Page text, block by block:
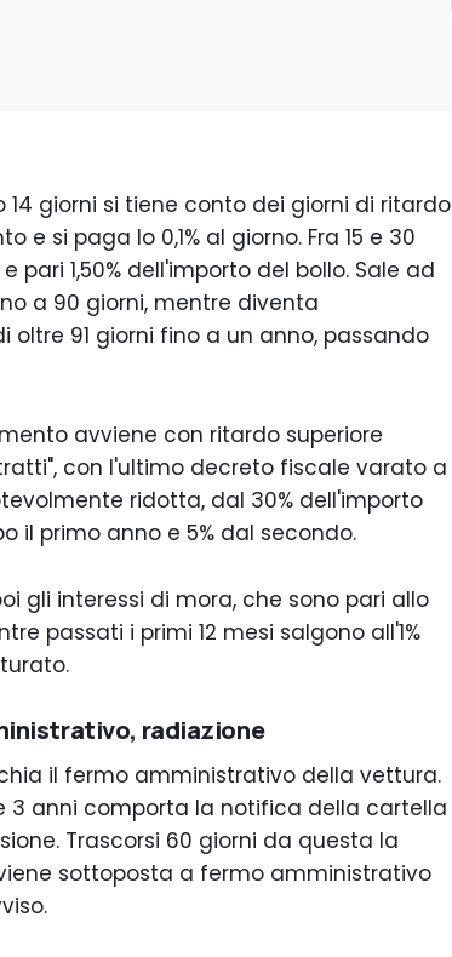
14 giorni si tiene conto dei giorni di ritardo
si paga lo 0,1% al giorno. Fra 15 e 30
pari 1,50% dell'importo del bollo. Sale ad
a 90 giorni, mentre diventa
91 giorni fino a un anno, passando
avviene con ritardo superiore
con l'ultimo decreto fiscale varato a
ridotta, dal 30% dell'importo
il primo anno e 5% dal secondo.
gli interessi di mora, che sono pari allo
passati i primi 12 mesi salgono all'1%
radiazione
il fermo amministrativo della vettura.
3 anni comporta la notifica della cartella
Trascorsi 60 giorni da questa la
sottoposta a fermo amministrativo